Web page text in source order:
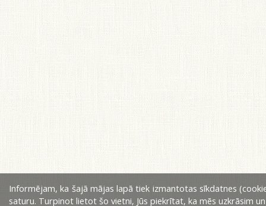
Informējam, ka šajā mājas lapā tiek izmantotas sīkdatnes
saturu. Turpinot lietot šo vietni, Jūs piekrītat, ka mēs uzkrāsim